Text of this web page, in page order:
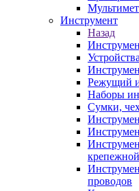
Инструмент
Назад
Режущий
Наборы
Сумки,
проводов